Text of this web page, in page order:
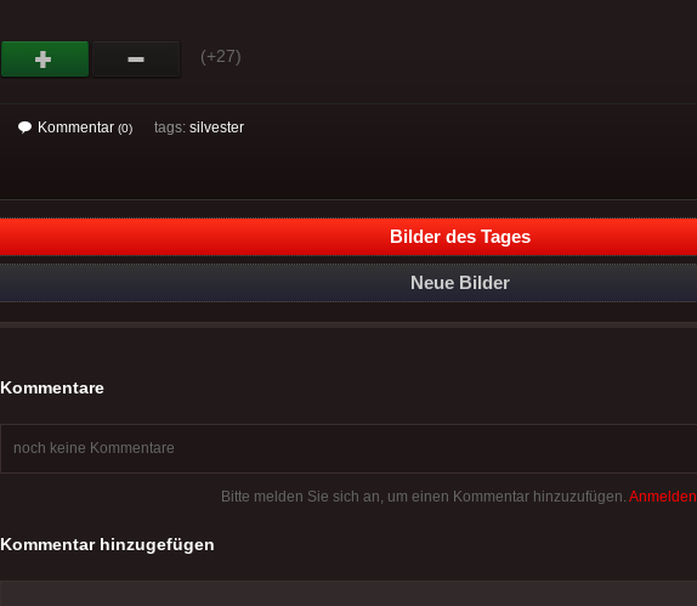
(+27)
Kommentar (0) tags: silvester
Bilder des Tages
Neue Bilder
Kommentare
noch keine Kommentare
Bitte melden Sie sich an, um einen Kommentar hinzuzufügen. Anmelden
Kommentar hinzugefügen